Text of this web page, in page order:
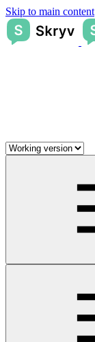
Skip to main content